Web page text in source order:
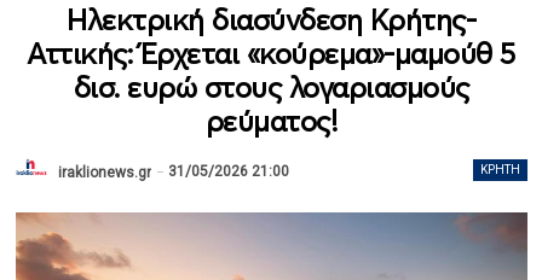
Ηλεκτρική διασύνδεση Κρήτης-
Αττικής: Έρχεται «κούρεμα»-μαμούθ 5
δισ. ευρώ στους λογαριασμούς
ρεύματος!
ΚΡΉΤΗ
iraklionews.gr 31/05/2026 21:00